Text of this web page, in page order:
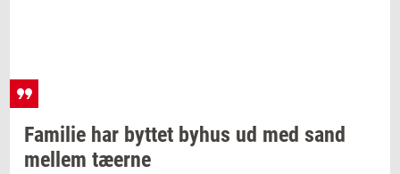
Fa­mi­lie har byt­tet byhus ud med sand
mel­lem tæ­er­ne